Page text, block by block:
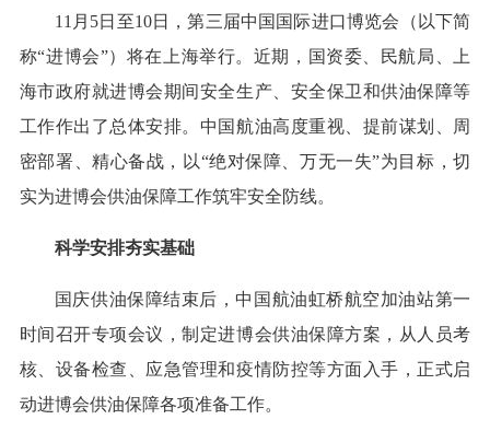
11月5日至10日，第三届中国国际进口博览会（以下简
称“进博会”）将在上海举行。近期，国资委、民航局、上
海市政府就进博会期间安全生产、安全保卫和供油保障等
工作作出了总体安排。中国航油高度重视、提前谋划、周
密部署、精心备战，以“绝对保障、万无一失”为目标，切
实为进博会供油保障工作筑牢安全防线。
科学安排夯实基础
国庆供油保障结束后，中国航油虹桥航空加油站第一
时间召开专项会议，制定进博会供油保障方案，从人员考
核、设备检查、应急管理和疫情防控等方面入手，正式启
动进博会供油保障各项准备工作。